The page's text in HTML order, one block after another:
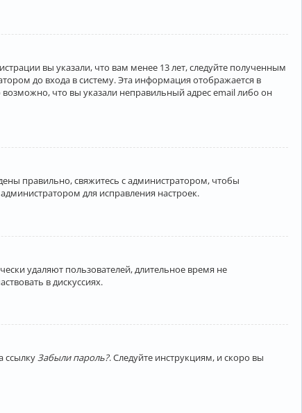
вы указали, что вам менее 13 лет, следуйте полученным
до входа в систему. Эта информация отображается в
что вы указали неправильный адрес email либо он
правильно, свяжитесь с администратором, чтобы
для исправления настроек.
удаляют пользователей, длительное время не
в дискуссиях.
ссылкуЗабыли пароль?. Следуйте инструкциям, и скоро вы